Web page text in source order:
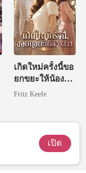
เกิดใหม่ครั้งนี้ขอ
ยกขยะให้น้อง
สาว
Fritz Keefe
เปิด